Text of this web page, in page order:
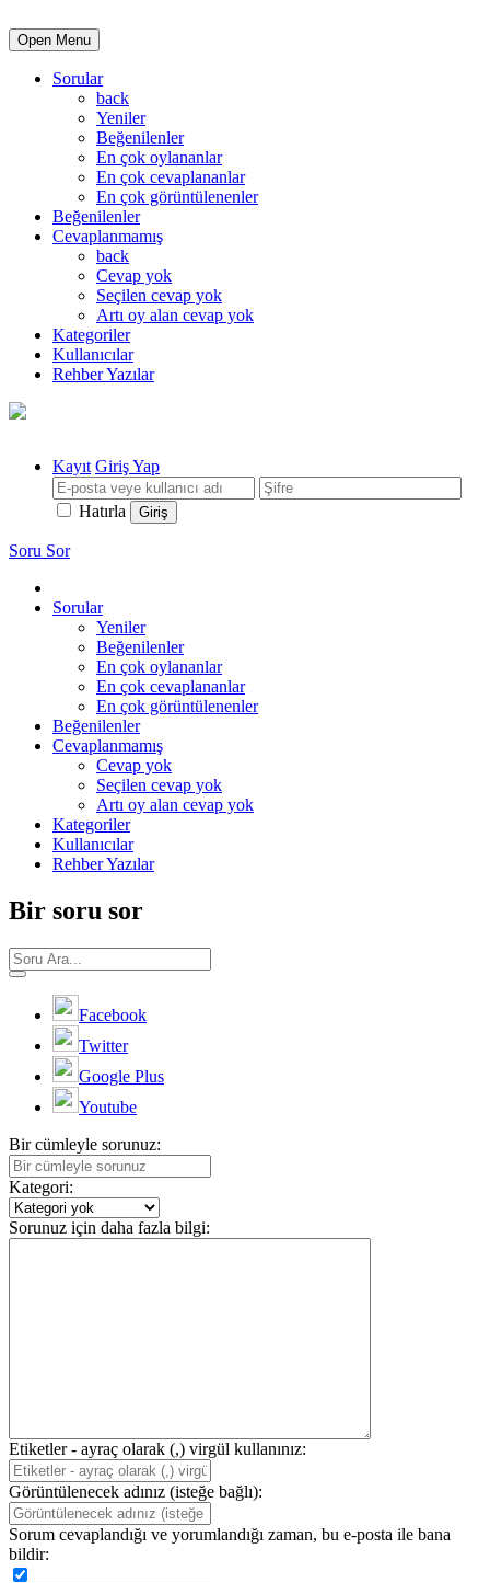
Open Menu
Sorular
back
Yeniler
Beğenilenler
En çok oylananlar
En çok cevaplananlar
En çok görüntülenenler
Beğenilenler
Cevaplanmamış
back
Cevap yok
Seçilen cevap yok
Artı oy alan cevap yok
Kategoriler
Kullanıcılar
Rehber Yazılar
Kayıt Giriş Yap
Hatırla
Soru Sor
Sorular
Yeniler
Beğenilenler
En çok oylananlar
En çok cevaplananlar
En çok görüntülenenler
Beğenilenler
Cevaplanmamış
Cevap yok
Seçilen cevap yok
Artı oy alan cevap yok
Kategoriler
Kullanıcılar
Rehber Yazılar
Bir soru sor
Facebook
Twitter
Google Plus
Youtube
Bir cümleyle sorunuz:
Kategori:
Sorunuz için daha fazla bilgi:
Etiketler - ayraç olarak (,) virgül kullanınız:
Görüntülenecek adınız (isteğe bağlı):
Sorum cevaplandığı ve yorumlandığı zaman, bu e-posta ile bana
bildir: